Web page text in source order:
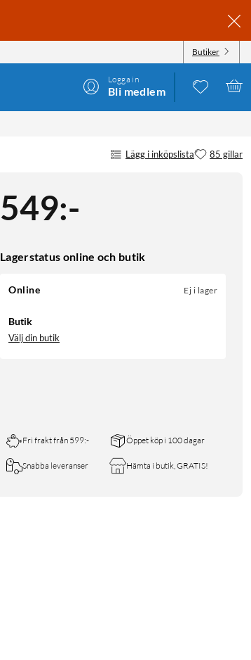
Butiker
Logga in
Bli medlem
Lägg i inköpslista 85 gillar
549:-
Lagerstatus online och butik
Online Ej i lager
Butik
Välj din butik
Fri frakt från 599:- Öppet köp i 100 dagar
Snabba leveranser Hämta i butik, GRATIS!